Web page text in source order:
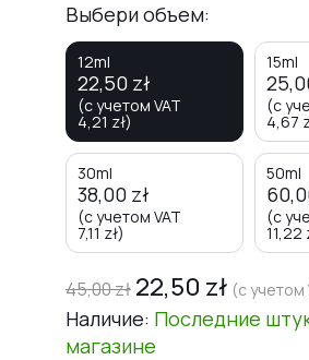
Выбери объем:
12ml
22,50 zł
(с учетом VAT
4,21 zł)
15ml
(с
4,67
30ml
38,00 zł
(с учетом VAT
7,11 zł)
50ml
(с
11,22
45,00zł 22,50 zł (с учетом
Наличие: Последние
магазине